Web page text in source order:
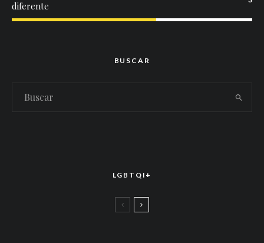
diferente
BUSCAR
LGBTQI+